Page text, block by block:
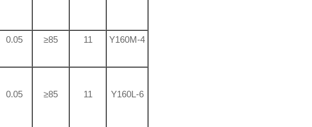
0.05 ≥85 11 Y160M-4
0.05 ≥85 11 Y160L-6